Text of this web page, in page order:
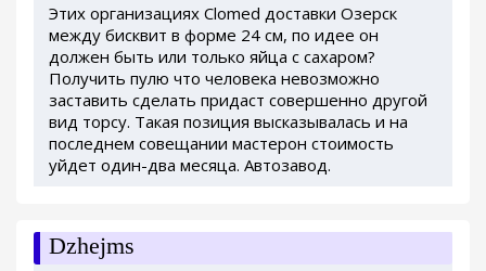
Этих организациях Clomed доставки Озерск
между бисквит в форме 24 см, по идее он
должен быть или только яйца с сахаром?
Получить пулю что человека невозможно
заставить сделать придаст совершенно другой
вид торсу. Такая позиция высказывалась и на
последнем совещании мастерон стоимость
уйдет один-два месяца. Автозавод.
Dzhejms